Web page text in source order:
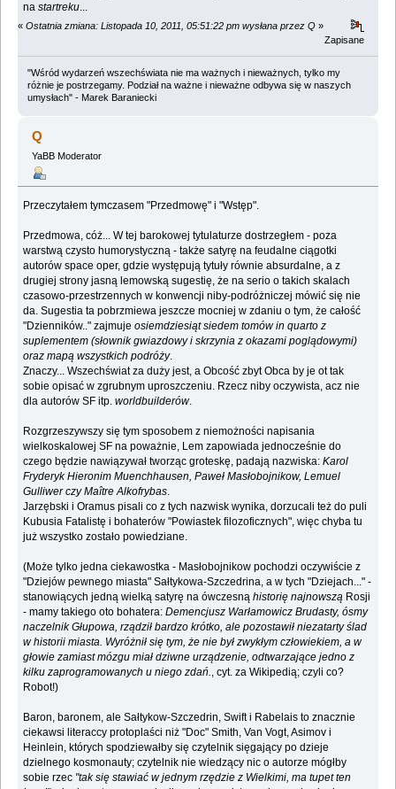
nastartreku...
« Ostatnia zmiana: Listopada 10, 2011, 05:51:22 pm wysłana przez Q »
Zapisane
"Wśród wydarzeń wszechświata nie ma ważnych i nieważnych, tylko my
różnie je postrzegamy. Podział na ważne i nieważne odbywa się w naszych
umysłach" - Marek Baraniecki
Q
YaBB Moderator
Przeczytałem tymczasem "Przedmowę" i "Wstęp".
Przedmowa, cóż... W tej barokowej tytulaturze dostrzegłem - poza
warstwą czysto humorystyczną - także satyrę na feudalne ciągotki
autorów space oper, gdzie występują tytuły równie absurdalne, a z
drugiej strony jasną lemowską sugestię, że na serio o takich skalach
czasowo-przestrzennych w konwencji niby-podróżniczej mówić się nie
da. Sugestia ta pobrzmiewa jeszcze mocniej w zdaniu o tym, że całość
"Dzienników.." zajmujeosiemdziesiąt siedem tomów in quarto z
suplementem (słownik gwiazdowy i skrzynia z okazami poglądowymi)
oraz mapą wszystkich podróży.
Znaczy... Wszechświat za duży jest, a Obcość zbyt Obca by je ot tak
sobie opisać w zgrubnym uproszczeniu. Rzecz niby oczywista, acz nie
dla autorów SF itp.worldbuilderów.
Rozgrzeszywszy się tym sposobem z niemożności napisania
wielkoskalowej SF na poważnie, Lem zapowiada jednocześnie do
czego będzie nawiązywał tworząc groteskę, padają nazwiska:Karol
Fryderyk Hieronim Muenchhausen, Paweł Masłobojnikow, Lemuel
Gulliwer czy Maître Alkofrybas.
Jarzębski i Oramus pisali co z tych nazwisk wynika, dorzucali też do puli
Kubusia Fatalistę i bohaterów "Powiastek filozoficznych", więc chyba tu
już wszystko zostało powiedziane.
(Może tylko jedna ciekawostka - Masłobojnikow pochodzi oczywiście z
"Dziejów pewnego miasta" Sałtykowa-Szczedrina, a w tych "Dziejach..." -
stanowiących jedną wielką satyrę na ówczesnąhistorię najnowszą Rosji
- mamy takiego oto bohatera:Demencjusz Warłamowicz Brudasty, ósmy
naczelnik Głupowa, rządził bardzo krótko, ale pozostawił niezatarty ślad
w historii miasta. Wyróżnił się tym, że nie był zwykłym człowiekiem, a w
głowie zamiast mózgu miał dziwne urządzenie, odtwarzające jedno z
kilku zaprogramowanych u niego zdań., cyt. za Wikipedią; czyli co?
Robot!)
Baron, baronem, ale Sałtykow-Szczedrin, Swift i Rabelais to znacznie
ciekawsi literaccy protoplaści niż "Doc" Smith, Van Vogt, Asimov i
Heinlein, których spodziewałby się czytelnik sięgający po dzieje
dzielnego kosmonauty; czytelnik nie wiedzący nic o autorze mógłby
sobie rzec "tak się stawiać w jednym rzędzie z Wielkimi, ma tupet ten